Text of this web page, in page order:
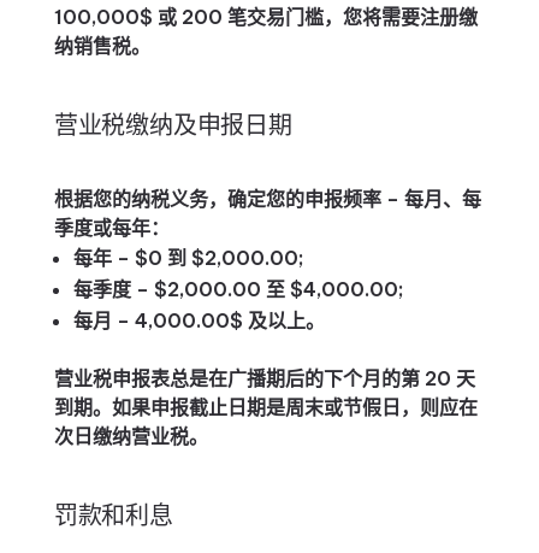
100,000$ 或 200 笔交易门槛，您将需要注册缴
纳销售税。
营业税缴纳及申报日期
根据您的纳税义务，确定您的申报频率 – 每月、每
季度或每年：
每年 – $0 到 $2,000.00;
每季度 – $2,000.00 至 $4,000.00;
每月 – 4,000.00$ 及以上。
营业税申报表总是在广播期后的下个月的第 20 天
到期。如果申报截止日期是周末或节假日，则应在
次日缴纳营业税。
罚款和利息